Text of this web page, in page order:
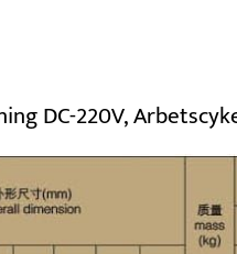
DC-220V,